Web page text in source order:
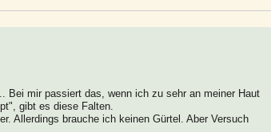
Bei mir passiert das, wenn ich zu sehr an meiner Haut
gibt es diese Falten.
Allerdings brauche ich keinen Gürtel. Aber Versuch